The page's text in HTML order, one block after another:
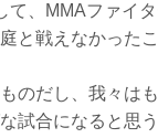
て、MMAファイ
と戦えなかった
のだし、我々は
試合になると思う